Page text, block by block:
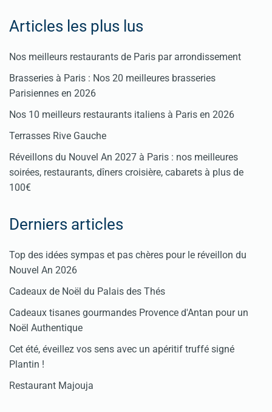
Articles les plus lus
Nos meilleurs restaurants de Paris par arrondissement
Brasseries à Paris : Nos 20 meilleures brasseries
Parisiennes en 2026
Nos 10 meilleurs restaurants italiens à Paris en 2026
Terrasses Rive Gauche
Réveillons du Nouvel An 2027 à Paris : nos meilleures
soirées, restaurants, dîners croisière, cabarets à plus de
100€
Derniers articles
Top des idées sympas et pas chères pour le réveillon du
Nouvel An 2026
Cadeaux de Noël du Palais des Thés
Cadeaux tisanes gourmandes Provence d'Antan pour un
Noël Authentique
Cet été, éveillez vos sens avec un apéritif truffé signé
Plantin !
Restaurant Majouja